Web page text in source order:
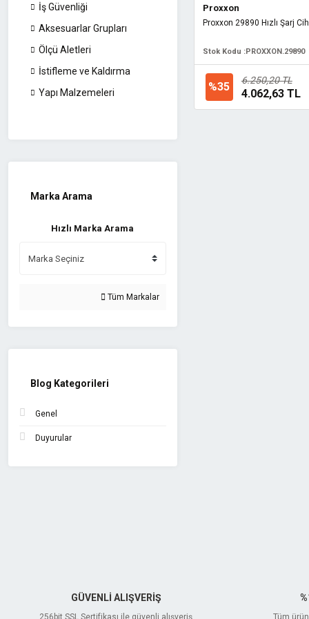
İş Güvenliği
Aksesuarlar Grupları
Ölçü Aletleri
İstifleme ve Kaldırma
Yapı Malzemeleri
Marka Arama
Hızlı Marka Arama
Tüm Markalar
Blog Kategorileri
Genel
Duyurular
Proxxon
Proxxon 29890 Hızlı Şarj
Stok Kodu :PROXXON.29890
%35 6.250,20 TL
4.062,63 TL
GÜVENLİ ALIŞVERİŞ
256bit SSL Sertifikası ile güvenli alışveriş Tüm